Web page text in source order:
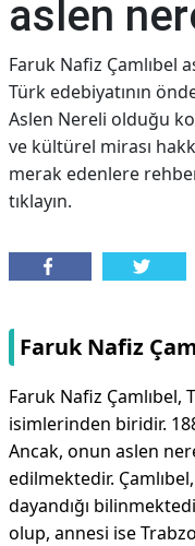
aslen
Faruk Nafiz Çamlıbel
Türk edebiyatının
Aslen Nereli olduğu
ve kültürel mirası
merak edenlere
tıklayın.
Faruk Nafiz
Faruk Nafiz Çamlıbel,
isimlerinden biridir.
Ancak, onun aslen
edilmektedir.
dayandığı
olup, annesi ise